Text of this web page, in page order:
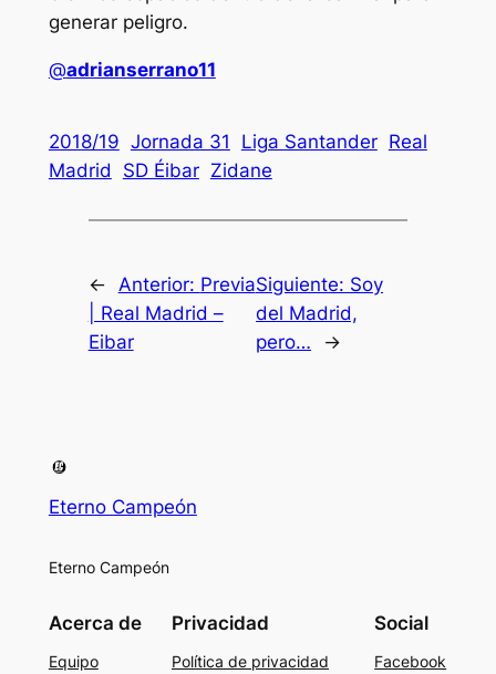
generar peligro.
@adrianserrano11
2018/19 Jornada 31 Liga Santander Real
Madrid
SD Éibar Zidane
← Anterior: Previa
| Real Madrid –
Eibar
Siguiente: Soy
del Madrid,
pero…
→
Eterno Campeón
Eterno Campeón
Acerca de
Equipo
Privacidad
Política de privacidad
Social
Facebook